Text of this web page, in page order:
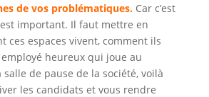
de vos problématiques.Car c’est
important. Il faut mettre en
ces espaces vivent, comment ils
heureux qui joue au
de pause de la société, voilà
les candidats et vous rendre